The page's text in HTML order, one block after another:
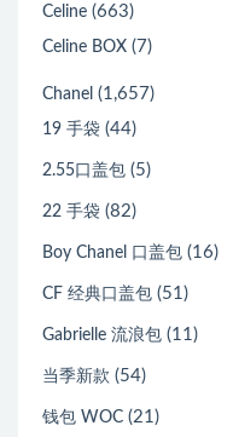
Celine (663)
Celine BOX (7)
Chanel (1,657)
19 手袋 (44)
2.55口盖包 (5)
22 手袋 (82)
Boy Chanel 口盖包 (16)
CF 经典口盖包 (51)
Gabrielle 流浪包 (11)
当季新款 (54)
钱包 WOC (21)